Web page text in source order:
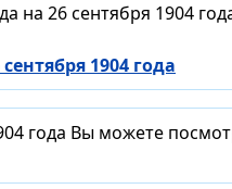
на 26 сентября 1904
1904 года
года Вы можете